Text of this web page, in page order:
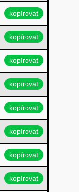
kopírovat
kopírovat
kopírovat
kopírovat
kopírovat
kopírovat
kopírovat
kopírovat